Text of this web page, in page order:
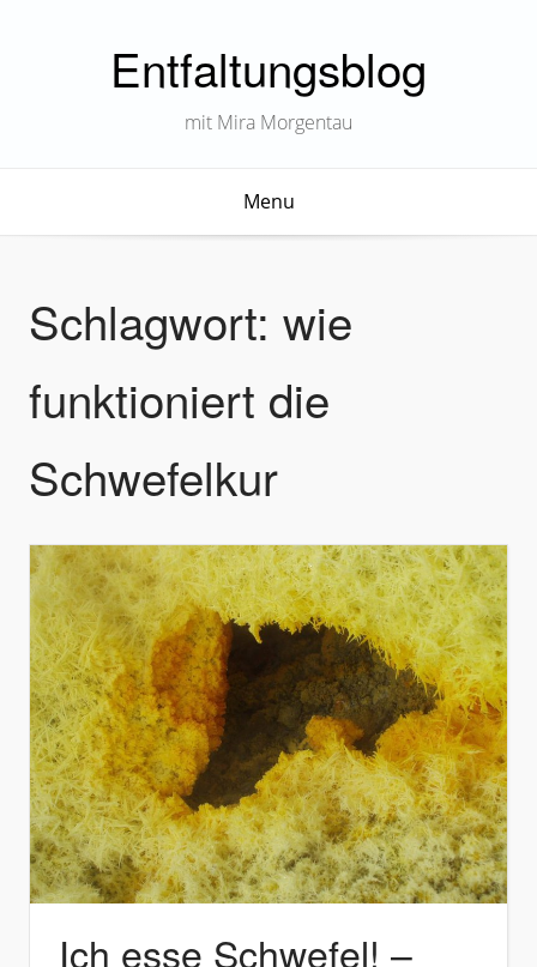
Entfaltungsblog
mit Mira Morgentau
Menu
Schlagwort: wie
funktioniert die
Schwefelkur
Ich esse Schwefel! –